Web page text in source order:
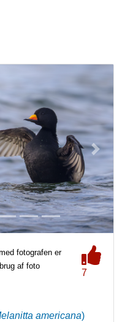
fotografen er
af foto
7
americana)